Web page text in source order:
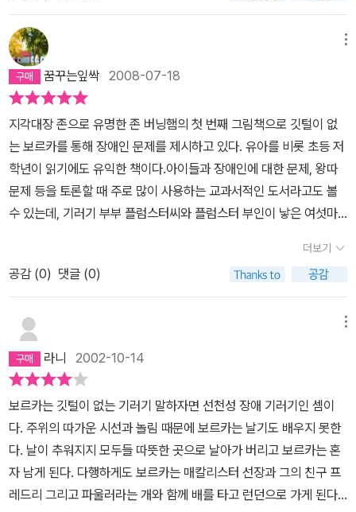
보르카가 헤쳐나갈 세상이다. 아무도 돌봐주지 않고 누구도 도와줄
수 없는 현실이다. 이제 용감하게 뚜벅뚜벅 걸어가야 한다. 보르카는
어두컴컴한 바닷가 불거진 배 한 척을 골라 올라갔다. 멍멍 짖어대는
개를 만나 지붕 있는 곳에서 쉬고 싶었다고 말한다. 스스로 용기를 내
어 다가서는 것, 바로 이것이 장애우가 세상에 나아갈 때 가져야 할 기
본자세다. 누가 먼저 손내밀거나 도와주지 않아도 움츠러들거나 뒤로
물러서지 말고, 남들과 달라도 먼저 손내밀어 세상과 함께 손잡고 가
려는 적극적인 자세를 가져야 한다.보르카는 코롬비 호에서 멍멍이파
울러의 도움으로 선장과 사람들과도 친해진다. 물론 당당하게 배삯만
큼 일을 거들고 맛난 음식을 듬뿍 받는다. 장애우라고 무조건 동정이
자세를 가져야 한다. 보르카는 선원으로서 한몫을 담당하고 드디어
런던에 도착한다. 이제 회색바다가 희망에 찬 붉은 그림으로 바뀌었
다. 새로운 세계, 새로운 인생이 펼쳐질 보르카의 앞날에 희망이 보인
다. 혼자 남겨졌어도 포기하지 않고 새 길을 열어간 보르카는, 이제도
도착한 선장은 온갖 기러기들이 살고 있는 큐가든에 보르카를 내려
놓았다. 친구들과 헤어지는 건 서운하지만 런던에 오면 꼭 만나러 오
겠다는 약속을 하고 작별한다. 큐가든에선 아무도 보르카를 보고 놀
리거나 웃지 않는다. 모두들 친절하고 보르카가 부족한 것을 가르쳐
주었다. 보르카는 그들과 지금도 행복하게 살고 있다.독자들은 이 책
이 장애우를 대하는 세상의 태도라고 말한다. 나도 처음 한두 번 읽었
을 땐 그렇게 생각했다. 부모형제도 결국 어쩔 수없이 버리거나 시설
장애인들의 삶을 담아낸것 같다. 우리는 장애인에게 너무도 뿌리깊은
선입견으로 우리 주위에 다가오지 못하도록 벽을 단단히 쌓아 온 것
이 현실이다. 크롬비호의 선원이나 개처럼 그에게 똑같은 존재로 인
식하고 따뜻한 손을 내밀고 같이 생활한다면.... 기러기 보르카처럼 다
시 자신감을 되찾고 살아있는 생명, 그 자신의 존재에 대해 소중함을
느끼며 행복해하지 않을까? 그 모습을 지켜보는 우리도 더불어 행복
감을 느끼지 않을까? 한번 스스로들 물어봐야 한다. 그리고 우리 아
이들에게 다같이 사는 모습에 대해서 이야기를 해봐야 한다.
꿈꾸는잎싹 2008-07-18
지각대장 존으로 유명한 존 버닝햄의 첫 번째 그림책으로 깃털이 없
는 보르카를 통해 장애인 문제를 제시하고 있다. 유아를 비롯 초등 저
학년이 읽기에도 유익한 책이다.아이들과 장애인에 대한 문제, 왕따
문제 등을 토론할 때 주로 많이 사용하는 교과서적인 도서라고도 볼
수 있는데, 기러기 부부 플럼스터씨와 플럼스터 부인이 낳은 여섯마
들의 놀림을 받는다. 가정에서 장애인 형제가 있을 때, 어떻게 대해주
어야할지? 가족들이 보르카를 너무 챙기지 않은 점에 대해서 함께 생
각해 볼 문제인 것 같다. 물론 플럼스터 부인이 보르카를 위해 털옷을
만들어 주긴 했으나, 보르카는 좀 더 많은 도움과 사랑이 필요했다.그
러므로 장애인을 둔 가족들은 가정에서 내가 형제를 어떻게 도와주는
것이 좋은가? 하는 문제로 함께 독서토론을 해 볼 수도 있겠고, 식구
들이 모두 따뜻한 나라로 갈 때 혼자 일행에서 빠진 보르카를 가족들
이 아무도 눈치채지 못하고 챙기지 못한 점에 대해서도 우리가 장애
인을 위한다고 하면서도 말 뿐인 것은 아닌지 때때로 이기적인 우리
들의 모습에 대해서도 함께 생각해볼 문제인 것같다. 어려운 때일 수
록 서로 돕는 것이 중요할 것이다.그러나 보르카는 메칼리스터 선장
같은 좋은 분을 만나 결국기러기들의 지상낙원이라 볼 수 있는 ’큐 가
더보기
공감 (0) 댓글 (0)
라니 2002-10-14
보르카는 깃털이 없는 기러기 말하자면 선천성 장애 기러기인 셈이
다. 주위의 따가운 시선과 놀림 때문에 보르카는 날기도 배우지 못한
다. 날이 추워지지 모두들 따뜻한 곳으로 날아가 버리고 보르카는 혼
자 남게 된다. 다행하게도 보르카는 매칼리스터 선장과 그의 친구 프
레드리 그리고 파울러라는 개와 함께 배를 타고 런던으로 가게 된다.